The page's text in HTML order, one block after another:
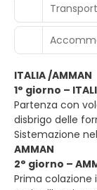
ITALIA /AMMAN
1° giorno –
Partenza con
disbrigo delle
Sistemazione
AMMAN
2° giorno –
Prima colazione